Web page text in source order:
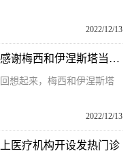
2022/12/13
【环球聚看点】琼中女足总教练：感谢梅西和伊涅斯塔当年给我们捐球衣
想起来，梅西和伊涅斯塔
2022/12/13
医疗机构开设发热门诊